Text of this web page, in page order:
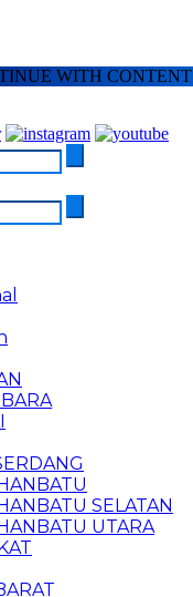
WITH CONTENT
SELATAN
UTARA